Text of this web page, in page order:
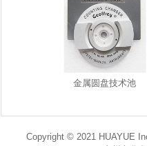
金属圆盘技术池
Copyright © 2021 HUAYUE